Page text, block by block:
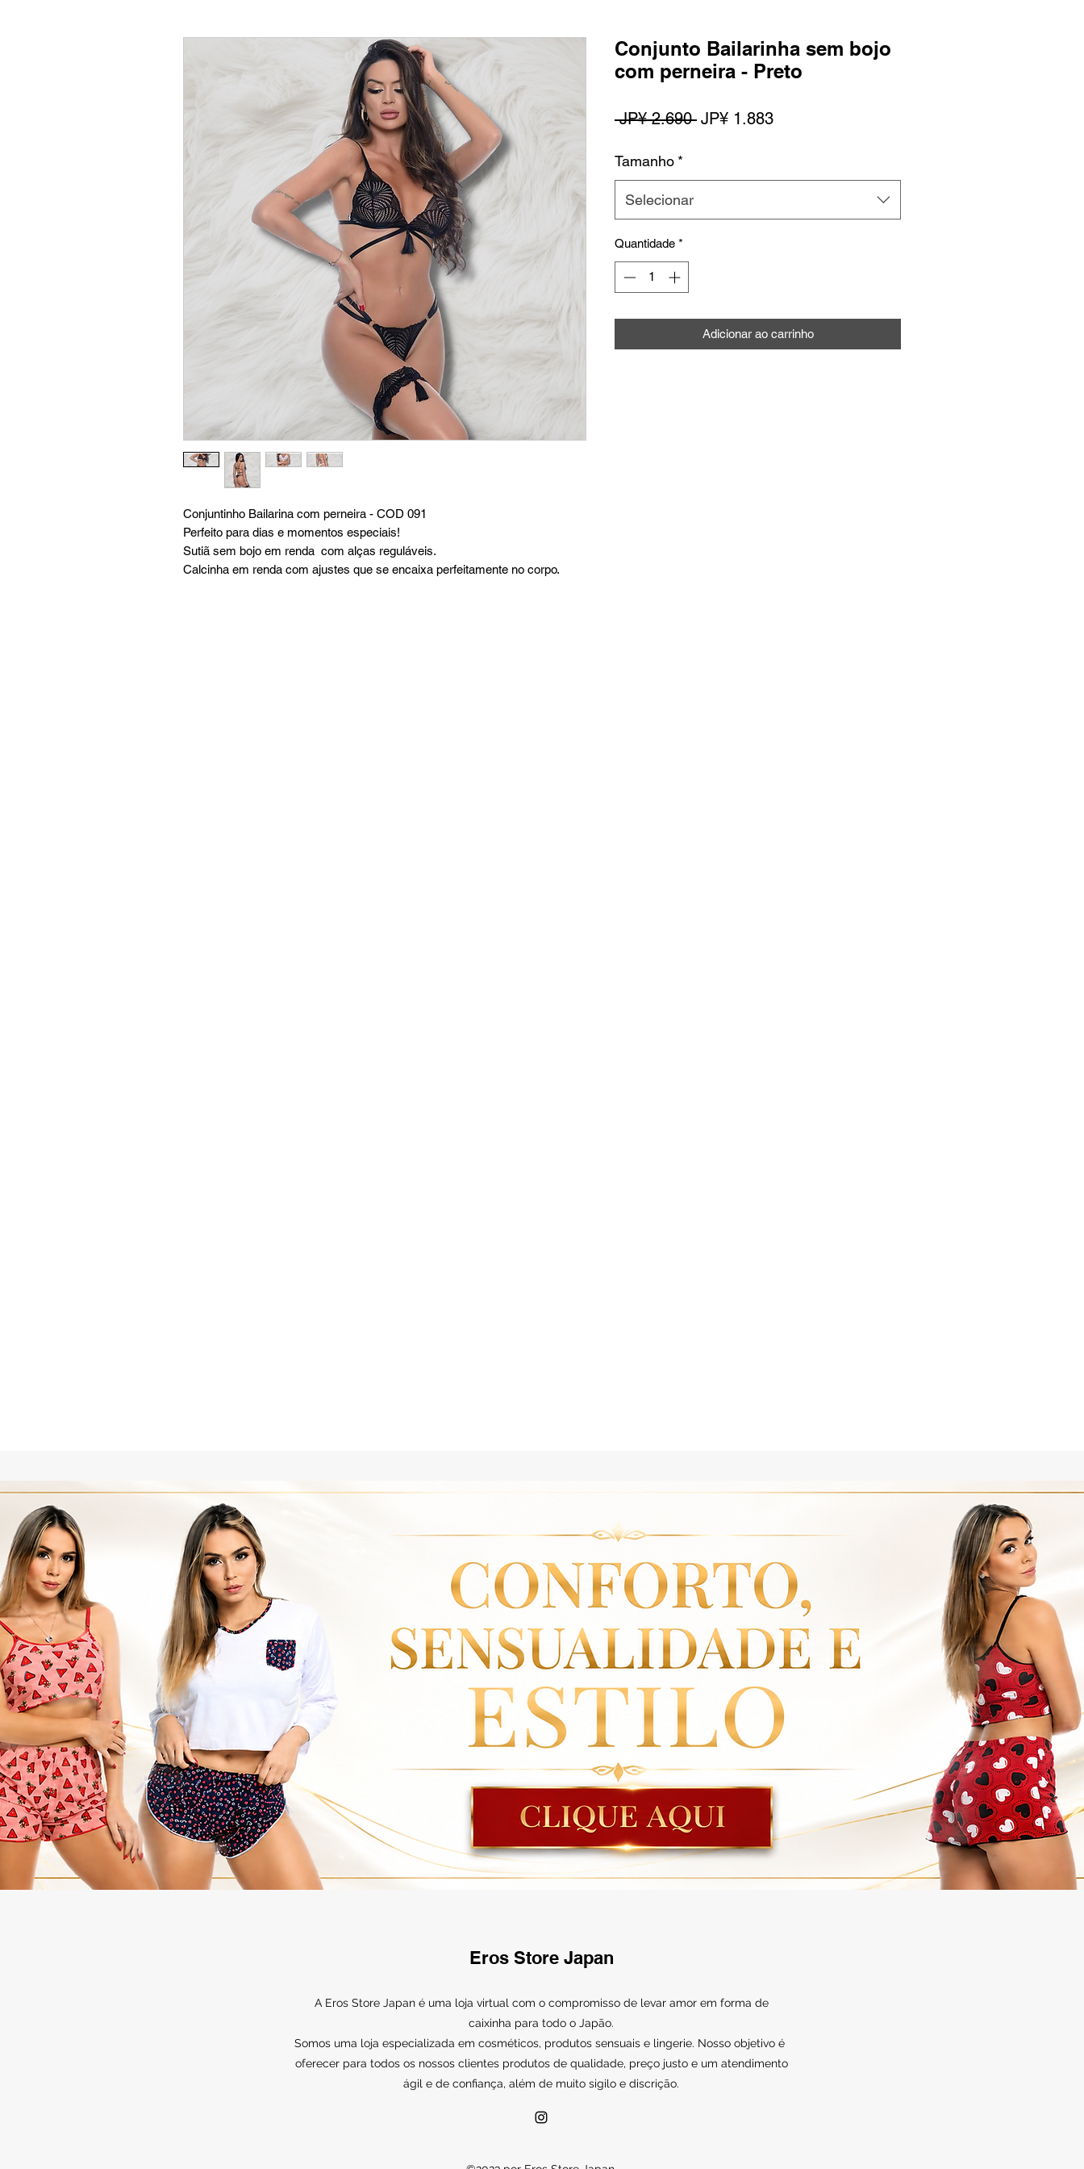
Conjuntinho Bailarina com perneira - COD 091
Perfeito para dias e momentos especiais!
Sutiã sem bojo em renda com alças reguláveis.
Calcinha em renda com ajustes que se encaixa perfeitamente no corpo.
Conjunto Bailarinha sem bojo
com perneira - Preto
JP¥ 2.690 Preço
JP¥ 1.883Preço
Tamanho *
Selecionar
Quantidade *
Adicionar ao carrinho
Eros Store Japan
A Eros Store Japan é uma loja virtual com o compromisso de levar amor em forma de
caixinha para todo o Japão.
Somos uma loja especializada em cosméticos, produtos sensuais e lingerie. Nosso objetivo é
oferecer para todos os nossos clientes produtos de qualidade, preço justo e um atendimento
ágil e de confiança, além de muito sigilo e discrição.